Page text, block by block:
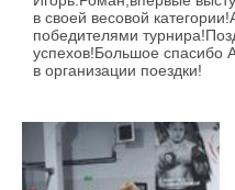
в своей весовой
победителями
успехов!Большое
в организации поездки!